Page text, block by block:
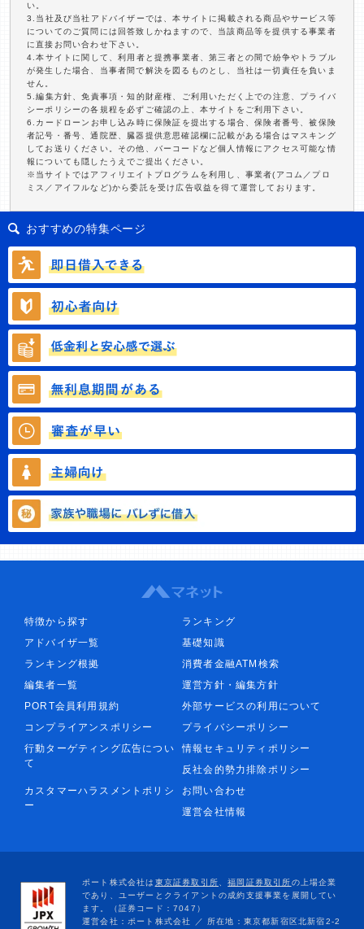
い。
3.当社及び当社アドバイザーでは、本サイトに掲載される商品やサービス等
についてのご質問には回答致しかねますので、当該商品等を提供する事業者
に直接お問い合わせ下さい。
4.本サイトに関して、利用者と提携事業者、第三者との間で紛争やトラブル
が発生した場合、当事者間で解決を図るものとし、当社は一切責任を負いま
せん。
5.編集方針、免責事項・知的財産権、ご利用いただく上での注意、プライバ
シーポリシーの各規程を必ずご確認の上、本サイトをご利用下さい。
6.カードローンお申し込み時に保険証を提出する場合、保険者番号、被保険
者記号・番号、通院歴、臓器提供意思確認欄に記載がある場合はマスキング
してお送りください。その他、バーコードなど個人情報にアクセス可能な情
報についても隠したうえでご提出ください。
※当サイトではアフィリエイトプログラムを利用し、事業者(アコム／プロ
ミス／アイフルなど)から委託を受け広告収益を得て運営しております。
おすすめの特集ページ
特徴から探す
ランキング
アドバイザ一覧
基礎知識
ランキング根拠
消費者金融ATM検索
編集者一覧
運営方針・編集方針
PORT会員利用規約
外部サービスの利用について
コンプライアンスポリシー
プライバシーポリシー
行動ターゲティング広告につい
て
情報セキュリティポリシー
反社会的勢力排除ポリシー
カスタマーハラスメントポリシ
ー
お問い合わせ
運営会社情報